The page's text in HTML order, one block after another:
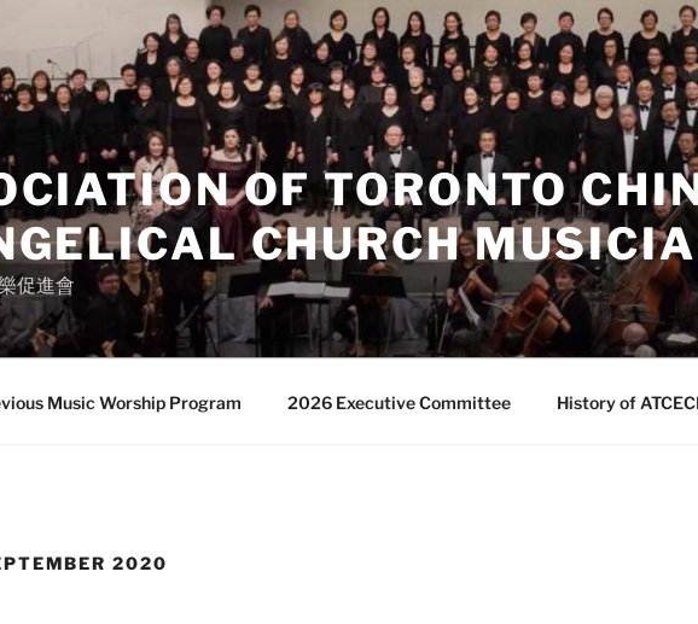
OF TORONTO
CHURCH
促進會
Music Worship Program 2026 Executive Committee History of
2020